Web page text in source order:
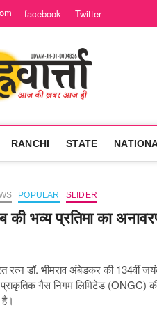
facebook Twitter
आज की ख़बर आज ही
RANCHI STATE
POPULAR SLIDER
की भव्य प्रतिमा का
रत्न डॉ. भीमराव अंबेडकर की
गैस निगम लिमिटेड (ONGC) की